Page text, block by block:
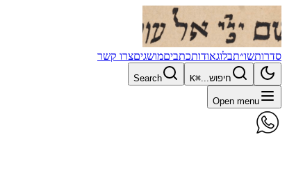
סדרותשו״תבלוגאודותכתביםמושגיםצרו קשר
חיפוש...⌘K
Search
Open menu